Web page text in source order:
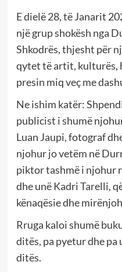
E dielë 28, të Janarit
një grup shokësh nga
Shkodrës, thjesht për
qytet të artit, kulturës,
presin miq veç me
Ne ishim katër:
publicist i shumë
Luan Jaupi, fotograf
njohur jo vetëm në
piktor tashmë i njohur
dhe unë Kadri Tarelli,
kënaqësie dhe
Rruga kaloi shumë
ditës, pa pyetur dhe pa
ditës.